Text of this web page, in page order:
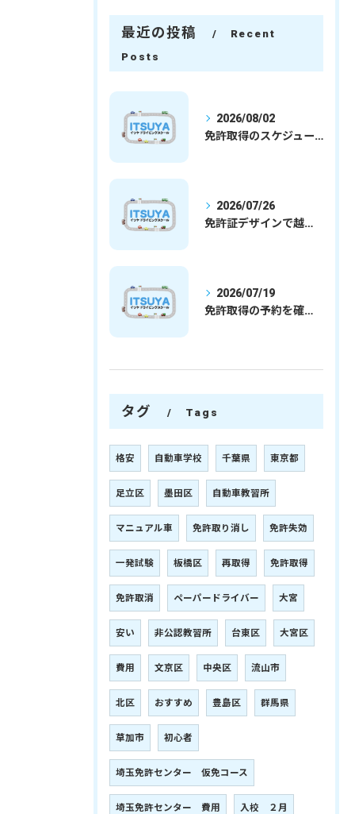
最近の投稿
Recent
Posts
2026/08/02
免許取得のスケジュールを徹底解説学生社会人の通学合宿別プランで最短取得のコツ
2026/07/26
免許証デザインで越谷市愛を表現する埼玉県さいたま市越谷市の免許取得完全ガイド
2026/07/19
免許取得の予約を確実に取るための最新ガイドと一発試験合格の実践法
タグ Tags
格安 自動車学校 千葉県 東京都
足立区 墨田区 自動車教習所
マニュアル車 免許取り消し 免許失効
一発試験 板橋区 再取得 免許取得
免許取消 ペーパードライバー 大宮
安い 非公認教習所 台東区 大宮区
費用 文京区 中央区 流山市
北区 おすすめ 豊島区 群馬県
草加市 初心者
埼玉免許センター 仮免コース
埼玉免許センター 費用 入校 ２月